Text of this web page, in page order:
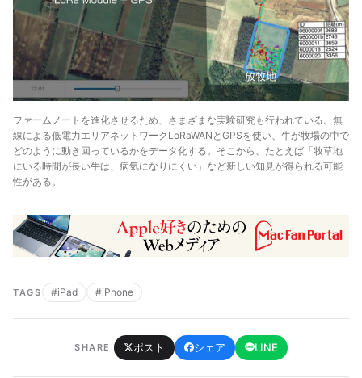
ファームノートを進化させるため、さまざまな実験研究も行われている。無
線による低電力エリアネットワークLoRaWANとGPSを使い、牛が牧場の中で
どのように動き回っているかをデータ化する。そこから、たとえば「牧草地
にいる時間が長い牛は、病気になりにくい」など新しい知見が得られる可能
性がある。
TAGS #iPad #iPhone
SHARE ポスト シェア LINE